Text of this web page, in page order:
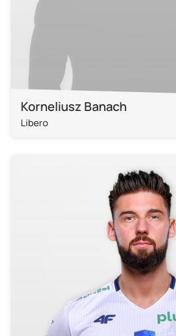
Korneliusz Banach
Libero